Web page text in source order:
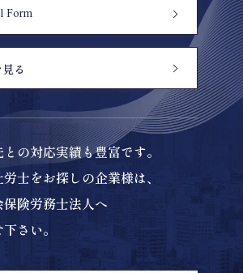
Form
る
の対応実績も豊富です。
士をお探しの企業様は、
険労務士法人へ
さい。